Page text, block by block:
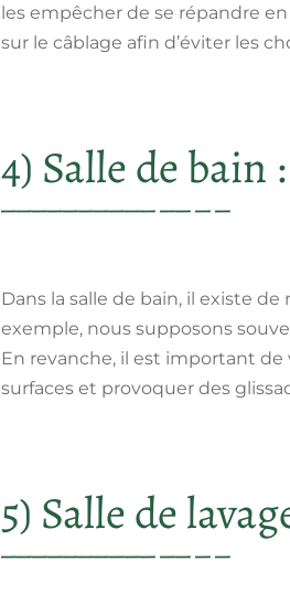
les empêcher de se répandre
sur le câblage afin d’éviter les
4) Salle de bain :
Dans la salle de bain, il existe
exemple, nous supposons
En revanche, il est important de
surfaces et provoquer des
5) Salle de